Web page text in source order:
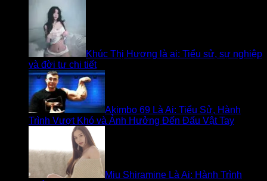
Khúc Thị Hương là ai: Tiểu sử, sự nghiệp
và đời tư chi tiết
Akimbo 69 Là Ai: Tiểu Sử, Hành
Trình Vượt Khó và Ảnh Hưởng Đến Đấu Vật Tay
Miu Shiramine Là Ai: Hành Trình